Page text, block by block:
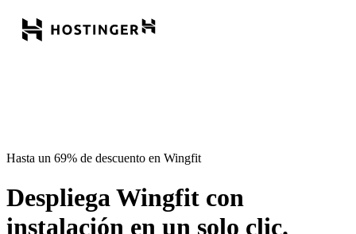
Hasta un 69% de descuento en Wingfit
Despliega Wingfit con
instalación en un solo clic.